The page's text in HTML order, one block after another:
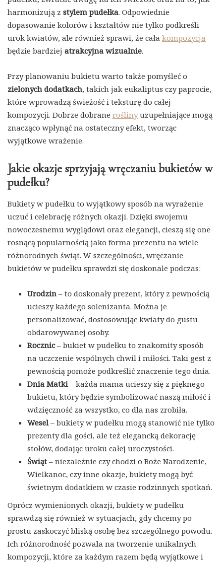
harmonizują z stylem pudełka. Odpowiednie
dopasowanie kolorów i kształtów nie tylko podkreśli
urok kwiatów, ale również sprawi, że cała kompozycja
będzie bardziej atrakcyjna wizualnie.
Przy planowaniu bukietu warto także pomyśleć o
zielonych dodatkach, takich jak eukaliptus czy paprocie,
które wprowadzą świeżość i teksturę do całej
kompozycji. Dobrze dobrane roślinyuzupełniające mogą
znacząco wpłynąć na ostateczny efekt, tworząc
wyjątkowe wrażenie.
Jakie okazje sprzyjają wręczaniu bukietów w
pudełku?
Bukiety w pudełku to wyjątkowy sposób na wyrażenie
uczuć i celebrację różnych okazji. Dzięki swojemu
nowoczesnemu wyglądowi oraz elegancji, cieszą się one
rosnącą popularnością jako forma prezentu na wiele
różnorodnych świąt. W szczególności, wręczanie
bukietów w pudełku sprawdzi się doskonale podczas:
Urodzin – to doskonały prezent, który z pewnością
ucieszy każdego solenizanta. Można je
personalizować, dostosowując kwiaty do gustu
obdarowywanej osoby.
Rocznic– bukiet w pudełku to znakomity sposób
na uczczenie wspólnych chwil i miłości. Taki gest z
pewnością pomoże podkreślić znaczenie tego dnia.
Dnia Matki– każda mama ucieszy się z pięknego
bukietu, który będzie symbolizować naszą miłość i
wdzięczność za wszystko, co dla nas zrobiła.
Wesel– bukiety w pudełku mogą stanowić nie tylko
prezenty dla gości, ale też elegancką dekorację
stołów, dodając uroku całej uroczystości.
Świąt – niezależnie czy chodzi o Boże Narodzenie,
Wielkanoc, czy inne okazje, bukiety mogą być
świetnym dodatkiem w czasie rodzinnych spotkań.
Oprócz wymienionych okazji, bukiety w pudełku
sprawdzą się również w sytuacjach, gdy chcemy po
prostu zaskoczyć bliską osobę bez szczególnego powodu.
Ich różnorodność pozwala na tworzenie unikalnych
kompozycji, które za każdym razem będą wyjątkowe i